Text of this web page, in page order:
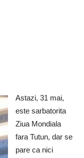
Astazi, 31 mai,
este sarbatorita
Ziua Mondiala
fara Tutun, dar se
pare ca nici